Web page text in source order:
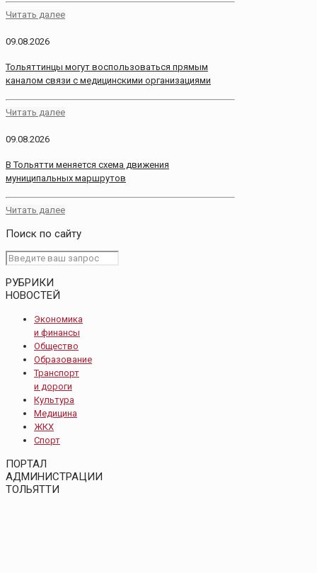
Читать далее
09.08.2026
Тольяттинцы могут воспользоваться прямым
каналом связи с медицинскими организациями
Читать далее
09.08.2026
В Тольятти меняется схема движения
муниципальных маршрутов
Читать далее
Поиск по сайту
РУБРИКИ
НОВОСТЕЙ
Экономика
и финансы
Общество
Образование
Транспорт
и дороги
Культура
Медицина
ЖКХ
Спорт
ПОРТАЛ
АДМИНИСТРАЦИИ
ТОЛЬЯТТИ